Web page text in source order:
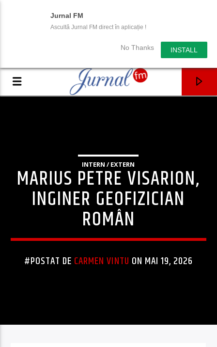
Jurnal FM
Ascultă Jurnal FM direct în aplicație !
No Thanks INSTALL
INTERN / EXTERN
MARIUS PETRE VISARION,
INGINER GEOFIZICIAN
ROMÂN
#POSTAT DE CARMEN VINTU ON MAI 19, 2026